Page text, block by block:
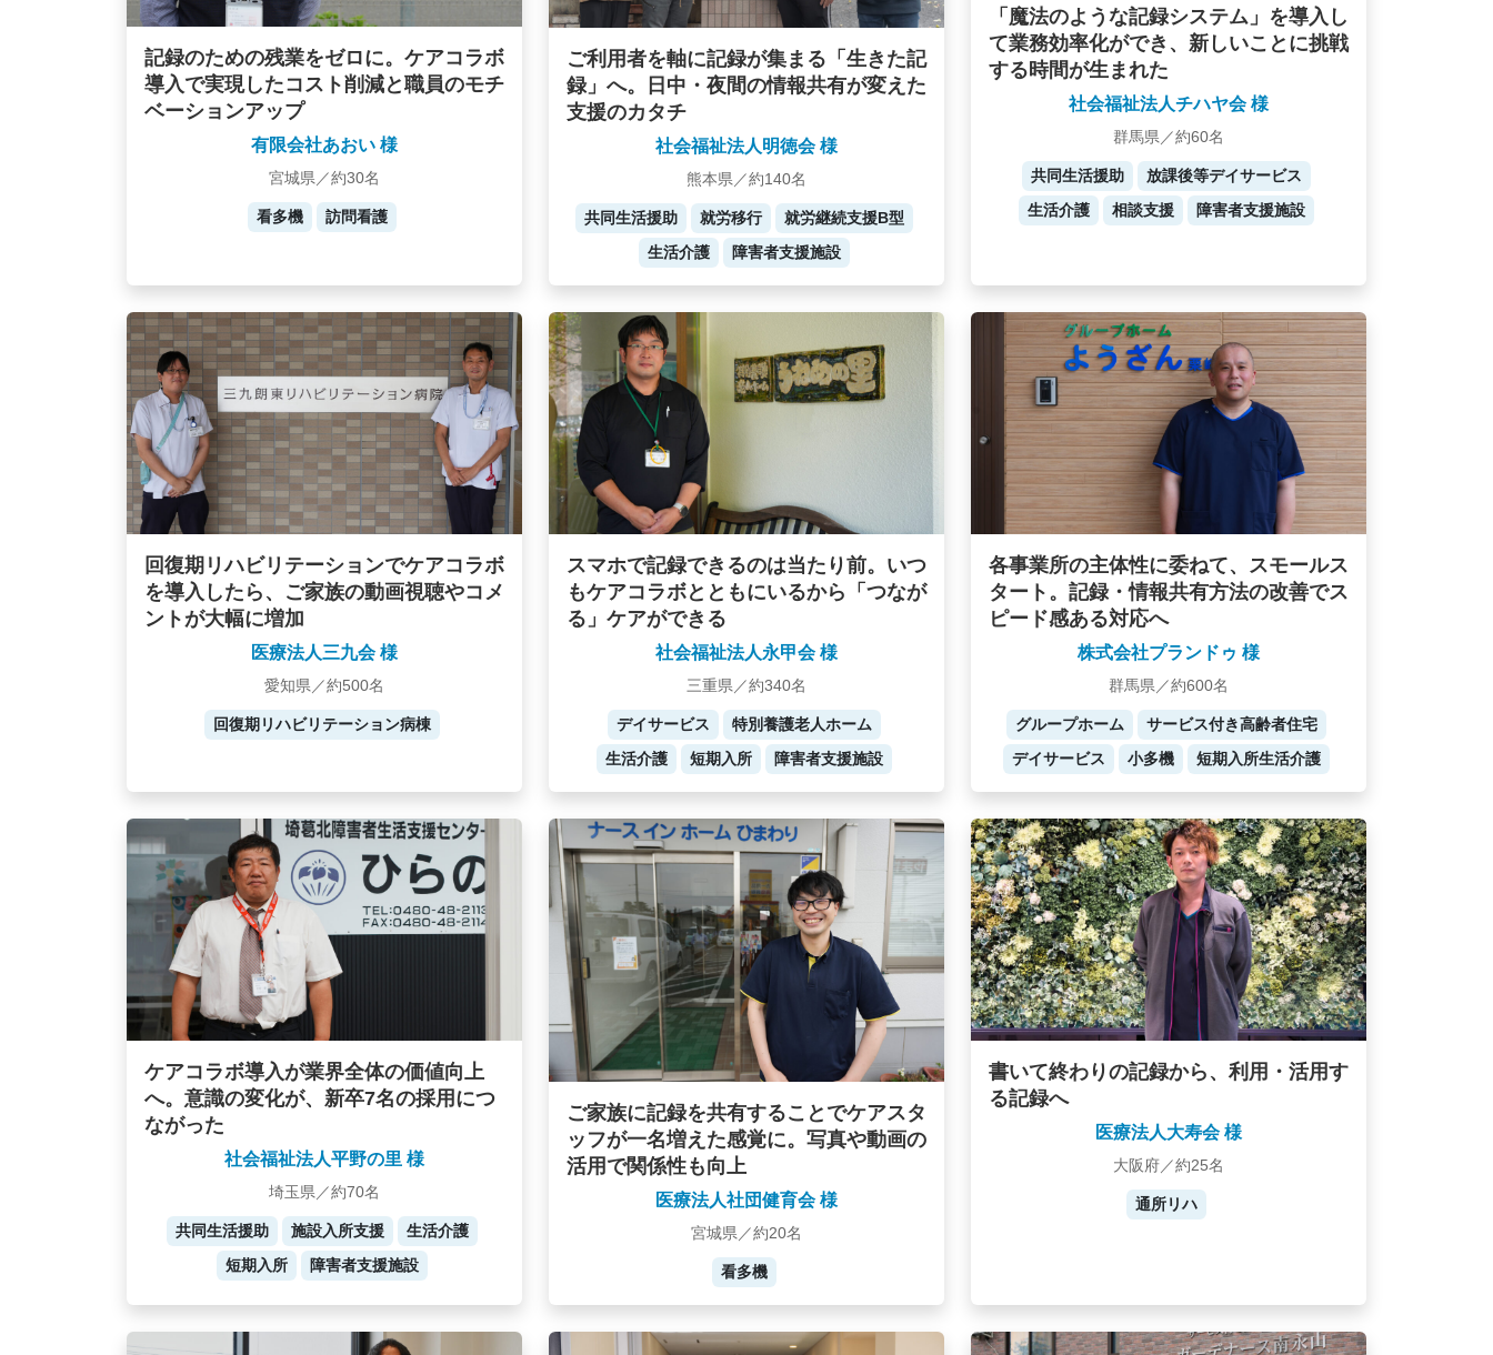
記録のための残業をゼロに。ケアコラボ
導入で実現したコスト削減と職員のモチ
ベーションアップ
有限会社あおい 様
宮城県／約30名
看多機 訪問看護
ご利用者を軸に記録が集まる「生きた記
録」へ。日中・夜間の情報共有が変えた
支援のカタチ
社会福祉法人明徳会 様
熊本県／約140名
共同生活援助 就労移行
就労継続支援B型
生活介護
障害者支援施設
「魔法のような記録システム」を導入し
て業務効率化ができ、新しいことに挑戦
する時間が生まれた
社会福祉法人チハヤ会 様
群馬県／約60名
共同生活援助
放課後等デイサービス
生活介護
相談支援 障害者支援施設
回復期リハビリテーションでケアコラボ
を導入したら、ご家族の動画視聴やコメ
ントが大幅に増加
医療法人三九会 様
愛知県／約500名
回復期リハビリテーション病棟
スマホで記録できるのは当たり前。いつ
もケアコラボとともにいるから「つなが
る」ケアができる
社会福祉法人永甲会 様
三重県／約340名
デイサービス
特別養護老人ホーム
生活介護
短期入所 障害者支援施設
各事業所の主体性に委ねて、スモールス
タート。記録・情報共有方法の改善でス
ピード感ある対応へ
株式会社プランドゥ 様
群馬県／約600名
グループホーム
サービス付き高齢者住宅
デイサービス
小多機 短期入所生活介護
ケアコラボ導入が業界全体の価値向上
へ。意識の変化が、新卒7名の採用につ
ながった
社会福祉法人平野の里 様
埼玉県／約70名
共同生活援助 施設入所支援
生活介護
短期入所
障害者支援施設
ご家族に記録を共有することでケアスタ
ッフが一名増えた感覚に。写真や動画の
活用で関係性も向上
医療法人社団健育会 様
宮城県／約20名
看多機
書いて終わりの記録から、利用・活用す
る記録へ
医療法人大寿会 様
大阪府／約25名
通所リハ